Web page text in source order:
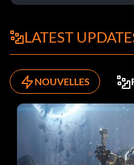
LATEST
NOUVELLES